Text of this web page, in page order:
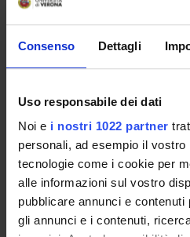
Consenso Dettagli
Uso responsabile dei dati
Noi e i nostri 1022 partner
personali, ad esempio il
tecnologie come i cookie per
alle informazioni sul vostro
pubblicare annunci e
gli annunci e i contenuti,
TITOLO
NF-κB as a target for
Pancreatic Cancer: between
Anti-VEGF treatment-
Emerging pathways and
Modulation of pancreatic